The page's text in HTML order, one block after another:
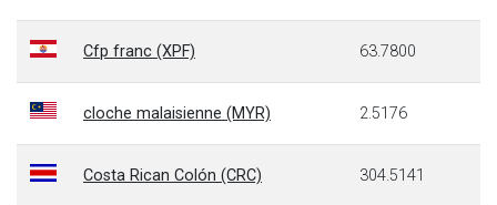
Cfp franc (XPF) 63.7800
cloche malaisienne (MYR) 2.5176
Costa Rican Colón (CRC) 304.5141